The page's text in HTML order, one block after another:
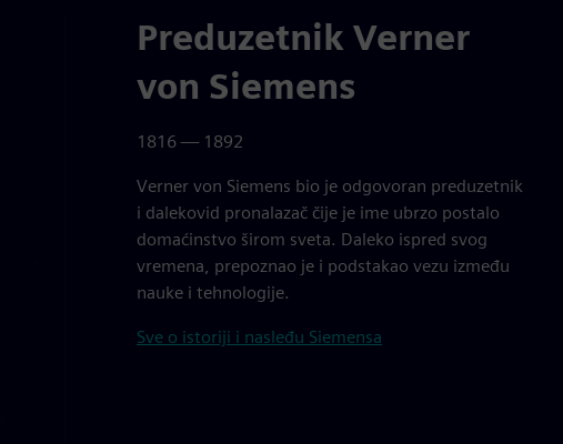
Preduzetnik Verner
von Siemens
1816 — 1892
Verner von Siemens bio je odgovoran preduzetnik
i dalekovid pronalazač čije je ime ubrzo postalo
domaćinstvo širom sveta. Daleko ispred svog
vremena, prepoznao je i podstakao vezu između
nauke i tehnologije.
Sve o istoriji i nasleđu Siemensa